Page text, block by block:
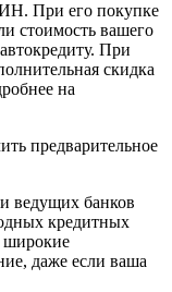
При его покупке
стоимость вашего
При
скидка
на
предварительное
ведущих банков
кредитных
широкие
даже если ваша